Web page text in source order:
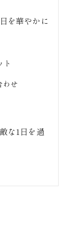
を華やかに
せ
な1日を過